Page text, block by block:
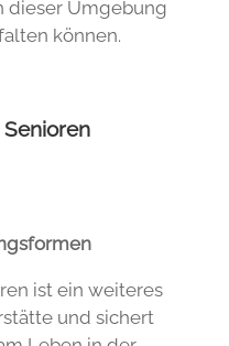
können.
und sichert
Leben in der